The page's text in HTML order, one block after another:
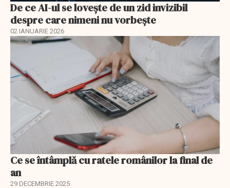
De ce AI-ul se lovește de un zid invizibil
despre care nimeni nu vorbește
02 IANUARIE 2026
Ce se întâmplă cu ratele românilor la final de
an
29 DECEMBRIE 2025